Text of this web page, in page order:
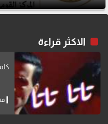
الاكثر قراءة